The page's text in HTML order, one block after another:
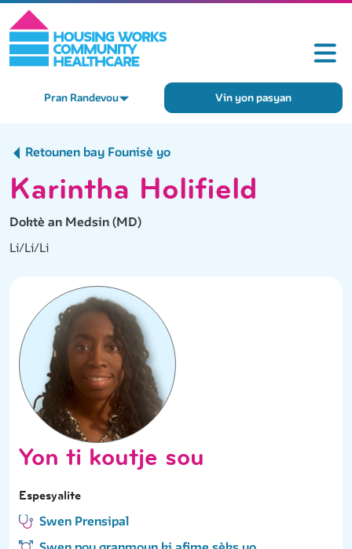
Pran Randevou Vin yon pasyan
Retounen bay Founisè yo
Karintha Holifield
Doktè an Medsin (MD)
Li/Li/Li
Yon ti koutje sou
Espesyalite
Swen Prensipal